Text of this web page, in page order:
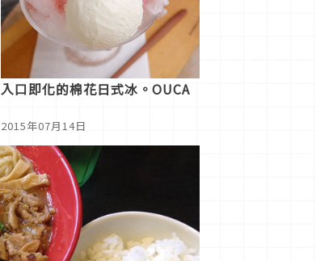
入口即化的棉花日式冰。OUCA
2015年07月14日